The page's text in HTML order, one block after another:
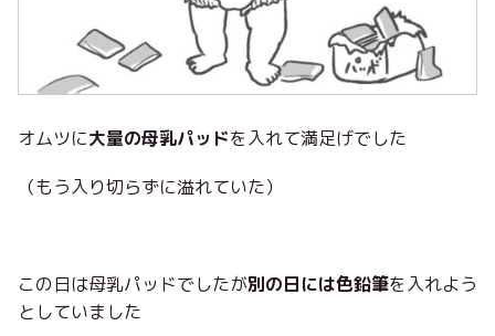
オムツに大量の母乳パッドを入れて満足げでした
（もう入り切らずに溢れていた）
この日は母乳パッドでしたが別の日には色鉛筆を入れよう
としていました